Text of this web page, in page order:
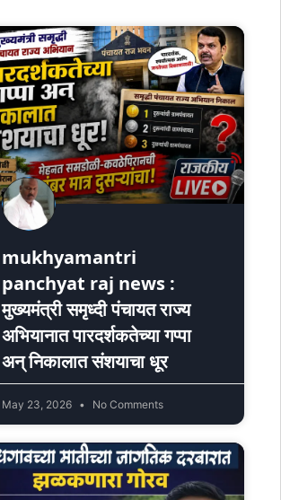
mukhyamantri
panchyat raj news :
मुख्यमंत्री समृध्दी पंचायत राज्य
अभियानात पारदर्शकतेच्या गप्पा
अन् निकालात संशयाचा धूर
May 23, 2026 No Comments